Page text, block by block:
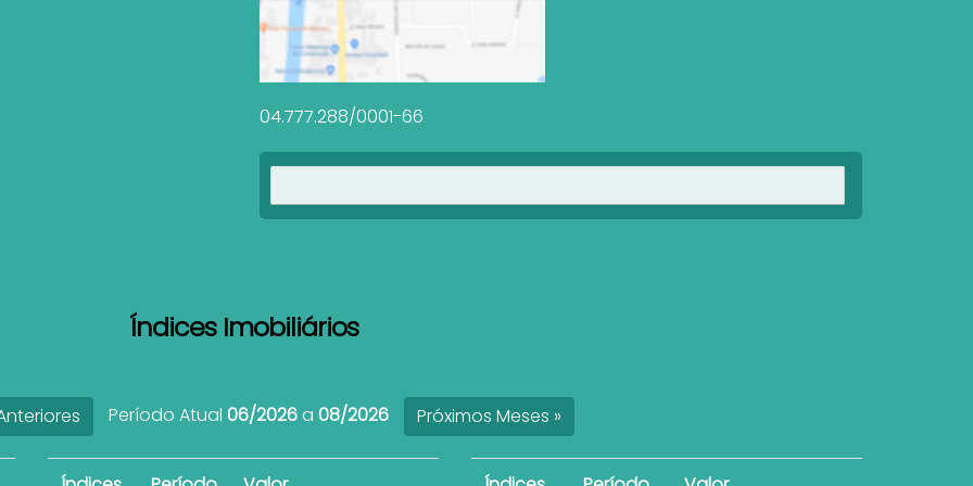
04.777.288/0001-66
Índices Imobiliários
Período Atual 06/2026a 08/2026 Próximos Meses »